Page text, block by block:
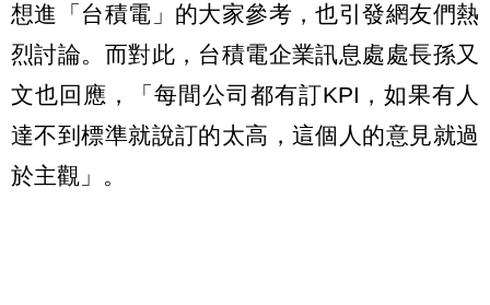
想進「台積電」的大家參考，也引發網友們熱
烈討論。而對此，台積電企業訊息處處長孫又
文也回應，「每間公司都有訂KPI，如果有人
達不到標準就說訂的太高，這個人的意見就過
於主觀」。